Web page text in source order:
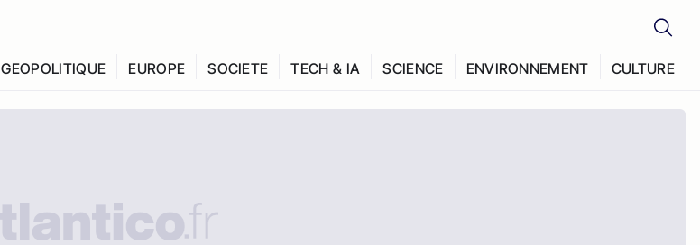
GEOPOLITIQUE EUROPE SOCIETE TECH & IA SCIENCE ENVIRONNEMENT CULTURE